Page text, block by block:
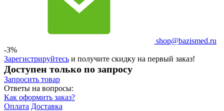
shop@bazismed.ru
-3%
Зарегистрируйтесь и получите скидку на первый заказ!
Доступен только по запросу
Запросить товар
Ответы на вопросы:
Как оформить заказ?
Оплата Доставка